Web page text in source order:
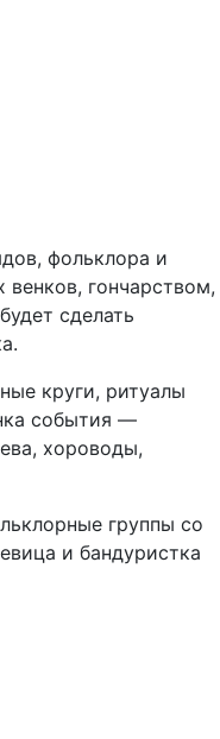
фольклора и
гончарством,
сделать
круги, ритуалы
события —
хороводы,
группы со
и бандуристка